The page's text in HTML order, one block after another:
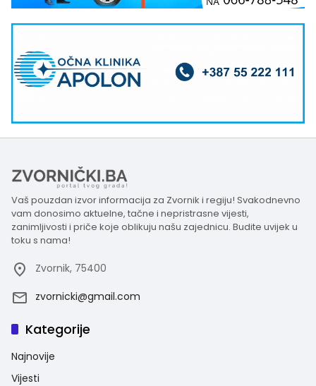
Vaš pouzdan izvor informacija za Zvornik i regiju! Svakodnevno
vam donosimo aktuelne, tačne i nepristrasne vijesti,
zanimljivosti i priče koje oblikuju našu zajednicu. Budite uvijek u
toku s nama!
Zvornik, 75400
zvornicki@gmail.com
Kategorije
Najnovije
Vijesti